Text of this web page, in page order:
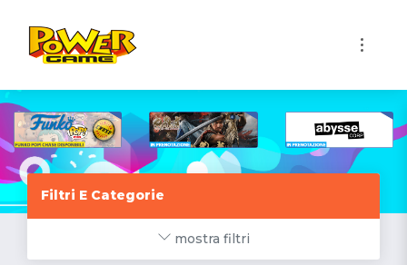
Filtri E Categorie
mostra filtri